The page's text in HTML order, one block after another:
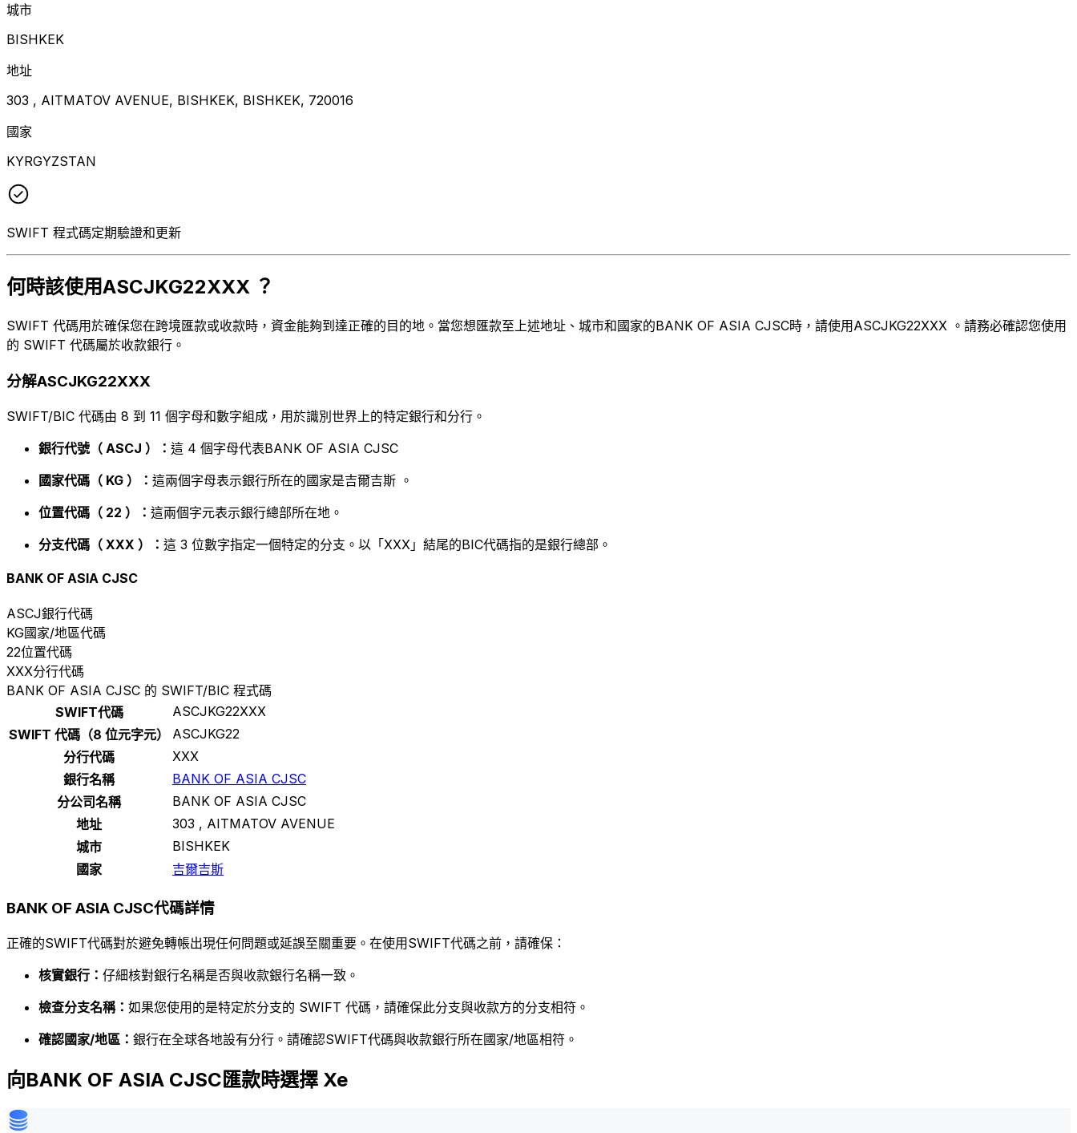
城市
BISHKEK
地址
303 , AITMATOV AVENUE, BISHKEK, BISHKEK, 720016
國家
KYRGYZSTAN
SWIFT 程式碼定期驗證和更新
何時該使用ASCJKG22XXX ？
SWIFT 代碼用於確保您在跨境匯款或收款時，資金能夠到達正確的目的地。當您想匯款至上述地址、城市和國家的BANK OF ASIA CJSC時，請使用ASCJKG22XXX 。請務必確認您使用
的 SWIFT 代碼屬於收款銀行。
分解ASCJKG22XXX
SWIFT/BIC 代碼由 8 到 11 個字母和數字組成，用於識別世界上的特定銀行和分行。
銀行代號（ ASCJ ）： 這 4 個字母代表BANK OF ASIA CJSC
國家代碼（ KG ）： 這兩個字母表示銀行所在的國家是吉爾吉斯 。
位置代碼（ 22 ）： 這兩個字元表示銀行總部所在地。
分支代碼（ XXX ）： 這 3 位數字指定一個特定的分支。以「XXX」結尾的BIC代碼指的是銀行總部。
BANK OF ASIA CJSC
ASCJ銀行代碼
KG國家/地區代碼
22位置代碼
XXX分行代碼
BANK OF ASIA CJSC 的 SWIFT/BIC 程式碼
SWIFT代碼
ASCJKG22XXX
SWIFT 代碼（8 位元字元）
ASCJKG22
分行代碼
XXX
銀行名稱
BANK OF ASIA CJSC
分公司名稱
BANK OF ASIA CJSC
地址
303 , AITMATOV AVENUE
城市
BISHKEK
國家
吉爾吉斯
BANK OF ASIA CJSC代碼詳情
正確的SWIFT代碼對於避免轉帳出現任何問題或延誤至關重要。在使用SWIFT代碼之前，請確保：
核實銀行： 仔細核對銀行名稱是否與收款銀行名稱一致。
檢查分支名稱： 如果您使用的是特定於分支的 SWIFT 代碼，請確保此分支與收款方的分支相符。
確認國家/地區： 銀行在全球各地設有分行。請確認SWIFT代碼與收款銀行所在國家/地區相符。
向BANK OF ASIA CJSC匯款時選擇 Xe